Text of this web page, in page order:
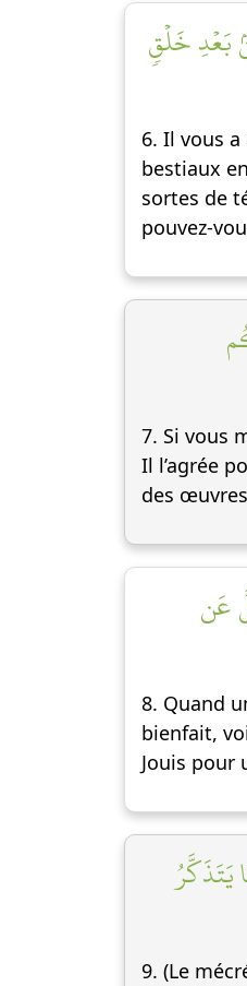
بَعۡدِ خَلۡقٖ
6. Il vous
bestiaux
sortes de
pouvez-
7. Si vous
Il l’agrée
des
عَن
8. Quand
bienfait,
Jouis pour
يَتَذَكَّرُ
9. (Le